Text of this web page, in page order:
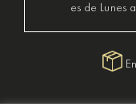
es de Lunes